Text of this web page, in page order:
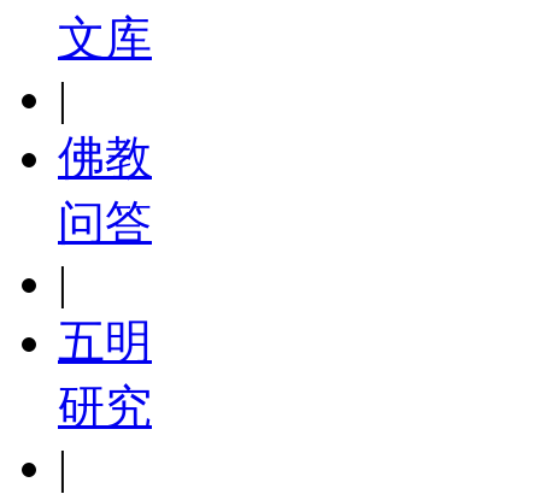
文库
|
佛教
问答
|
五明
研究
|